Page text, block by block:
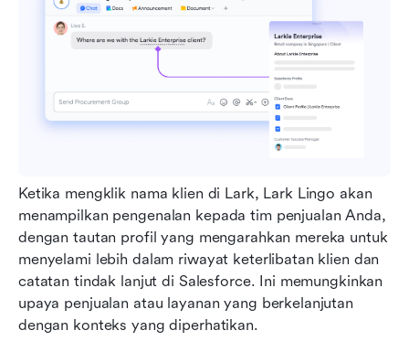
Ketika mengklik nama klien di Lark, Lark Lingo akan
menampilkan pengenalan kepada tim penjualan Anda,
dengan tautan profil yang mengarahkan mereka untuk
menyelami lebih dalam riwayat keterlibatan klien dan
catatan tindak lanjut di Salesforce. Ini memungkinkan
upaya penjualan atau layanan yang berkelanjutan
dengan konteks yang diperhatikan.